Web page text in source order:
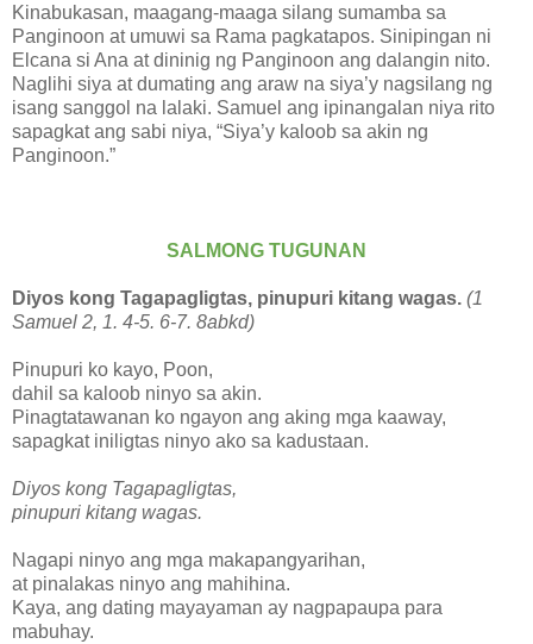
Kinabukasan, maagang-maaga silang sumamba sa
Panginoon at umuwi sa Rama pagkatapos. Sinipingan ni
Elcana si Ana at dininig ng Panginoon ang dalangin nito.
Naglihi siya at dumating ang araw na siya’y nagsilang ng
isang sanggol na lalaki. Samuel ang ipinangalan niya rito
sapagkat ang sabi niya, “Siya’y kaloob sa akin ng
Panginoon.”
SALMONG TUGUNAN
Diyos kong Tagapagligtas, pinupuri kitang wagas. (1
Samuel 2, 1. 4-5. 6-7. 8abkd)
Pinupuri ko kayo, Poon,
dahil sa kaloob ninyo sa akin.
Pinagtatawanan ko ngayon ang aking mga kaaway,
sapagkat iniligtas ninyo ako sa kadustaan.
Diyos kong Tagapagligtas,
pinupuri kitang wagas.
Nagapi ninyo ang mga makapangyarihan,
at pinalakas ninyo ang mahihina.
Kaya, ang dating mayayaman ay nagpapaupa para
mabuhay.